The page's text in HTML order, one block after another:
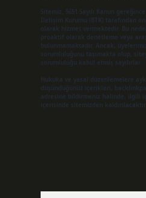
Sitemiz, 5651 Sayılı Kanun
İletişim Kurumu (BTK) tarafından
olarak hizmet vermektedir. Bu
proaktif olarak denetleme veya
bulunmamaktadır. Ancak,
sorumluluğunu taşımakta olup,
sorumluluğu kabul etmiş sayılırlar.
Hukuka ve yasal düzenlemelere
düşündüğünüz içerikleri,
adresine bildirmeniz halinde, ilgili
içerisinde sitemizden kaldırılacaktır.